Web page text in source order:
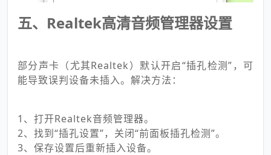
五、Realtek高清音频管理器设置
部分声卡（尤其Realtek）默认开启“插孔检测”，可
能导致误判设备未插入。解决方法：
1、打开Realtek音频管理器。
2、找到“插孔设置”，关闭“前面板插孔检测”。
3、保存设置后重新插入设备。